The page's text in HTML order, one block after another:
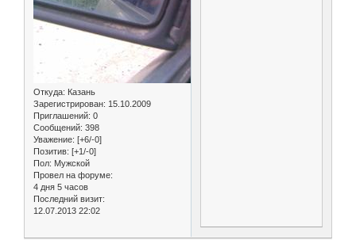
Откуда: Казань
Зарегистрирован: 15.10.2009
Приглашений: 0
Сообщений: 398
Уважение: [+6/-0]
Позитив: [+1/-0]
Пол: Мужской
Провел на форуме:
4 дня 5 часов
Последний визит:
12.07.2013 22:02